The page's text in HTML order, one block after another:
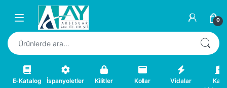
Skip to navigation
Skip to content
0
Ara:
E-Katalog İspanyoletler Kilitler Kollar Vidalar
Kapı